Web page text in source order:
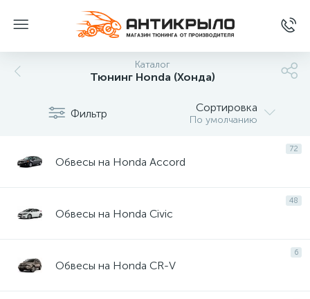
Каталог
Тюнинг Honda (Хонда)
Фильтр Сортировка
По умолчанию
72
Обвесы на Honda Accord
48
Обвесы на Honda Civic
6
Обвесы на Honda CR-V